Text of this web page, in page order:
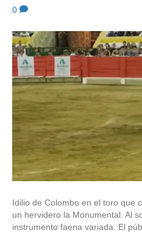
0
Idilio de Colombo en el toro que
un hervidero la Monumental. Al
instrumento faena variada. El